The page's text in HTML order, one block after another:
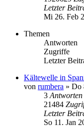
Letzter
Mi 26. Feb
Themen
Antworten
Zugriffe
Letzter
Kältewelle in
von rumbera » Do
3 Antworten
21484
Letzter
So 11. Jan